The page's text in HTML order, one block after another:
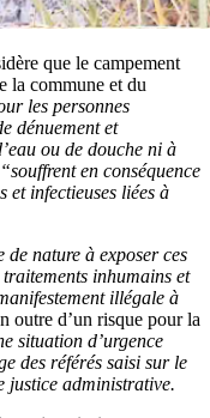
que le campement
la commune et du
les personnes
dénuement et
ou de douche ni à
“souffrent en conséquence
et infectieuses liées à
de nature à exposer ces
inhumains et
illégale à
outre d’un risque pour la
situation d’urgence
des référés saisi sur le
justice administrative.